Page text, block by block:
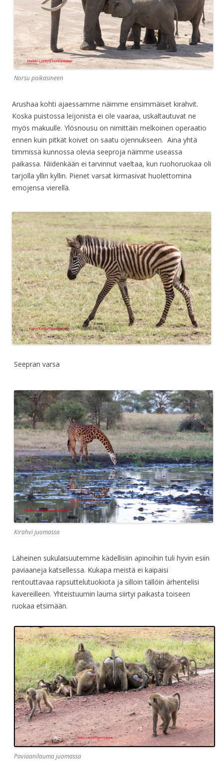
Norsu poikasineen
Arushaa kohti ajaessamme näimme ensimmäiset kirahvit.
Koska puistossa leijonista ei ole vaaraa, uskaltautuvat ne
myös makuulle. Ylösnousu on nimittäin melkoinen operaatio
ennen kuin pitkät koivet on saatu ojennukseen. Aina yhtä
timmissä kunnossa olevia seeproja näimme useassa
paikassa. Niidenkään ei tarvinnut vaeltaa, kun ruohoruokaa oli
tarjolla yllin kyllin. Pienet varsat kirmasivat huolettomina
emojensa vierellä.
Seepran varsa
Kirahvi juomassa
Läheinen sukulaisuutemme kädellisiin apinoihin tuli hyvin esiin
paviaaneja katsellessa. Kukapa meistä ei kaipaisi
rentouttavaa rapsuttelutuokiota ja silloin tällöin ärhentelisi
kavereilleen. Yhteistuumin lauma siirtyi paikasta toiseen
ruokaa etsimään.
Paviaanilauma juomassa